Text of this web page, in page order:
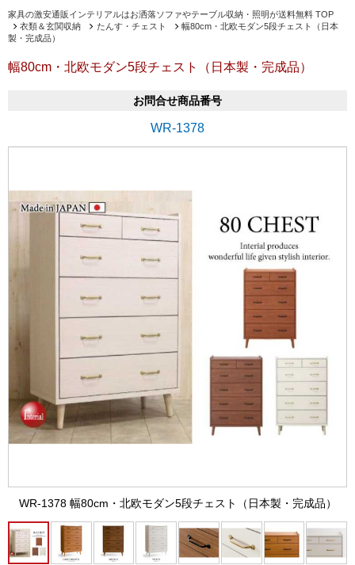
家具の激安通販インテリアルはお洒落ソファやテーブル収納・照明が送料無料 TOP
衣類＆玄関収納
たんす・チェスト
幅80cm・北欧モダン5段チェスト（日本
製・完成品）
幅80cm・北欧モダン5段チェスト（日本製・完成品）
お問合せ商品番号
WR-1378
WR-1378 幅80cm・北欧モダン5段チェスト（日本製・完成品）